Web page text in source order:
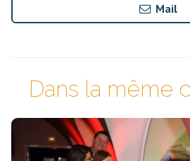
Mail
Dans la même